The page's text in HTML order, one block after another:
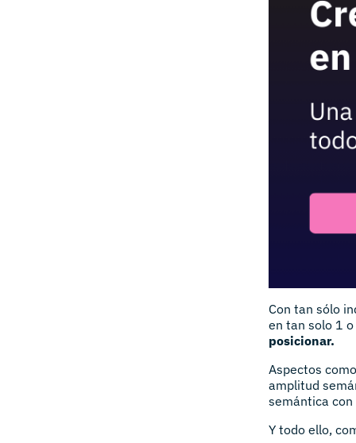
Con tan sólo
en tan solo 1
posicionar.
Aspectos
amplitud
semántica con
Y todo ello,